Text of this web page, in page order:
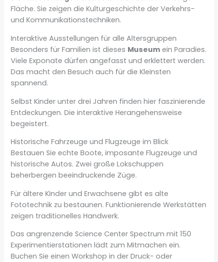
Fläche. Sie zeigen die Kulturgeschichte der Verkehrs-
und Kommunikationstechniken.
Interaktive Ausstellungen für alle Altersgruppen
Besonders für Familien ist dieses Museum ein Paradies.
Viele Exponate dürfen angefasst und erklettert werden.
Das macht den Besuch auch für die Kleinsten
spannend.
Selbst Kinder unter drei Jahren finden hier faszinierende
Entdeckungen. Die interaktive Herangehensweise
begeistert.
Historische Fahrzeuge und Flugzeuge im Blick
Bestauen Sie echte Boote, imposante Flugzeuge und
historische Autos. Zwei große Lokschuppen
beherbergen beeindruckende Züge.
Für ältere Kinder und Erwachsene gibt es alte
Fototechnik zu bestaunen. Funktionierende Werkstätten
zeigen traditionelles Handwerk.
Das angrenzende Science Center Spectrum mit 150
Experimentierstationen lädt zum Mitmachen ein.
Buchen Sie einen Workshop in der Druck- oder